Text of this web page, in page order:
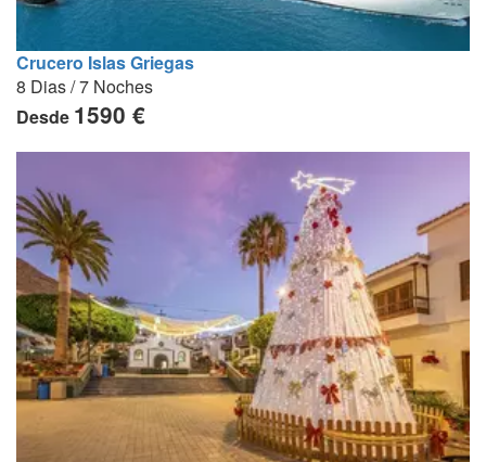
Crucero Islas Griegas
8 Dias / 7 Noches
Desde 1590 €